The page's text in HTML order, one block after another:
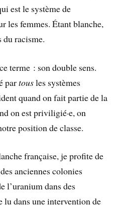
est le système de
les femmes. Étant blanche,
racisme.
terme : son double sens.
partousles systèmes
quand on fait partie de la
on est priviligié·e, on
position de classe.
française, je profite de
anciennes colonies
l’uranium dans des
dans une intervention de